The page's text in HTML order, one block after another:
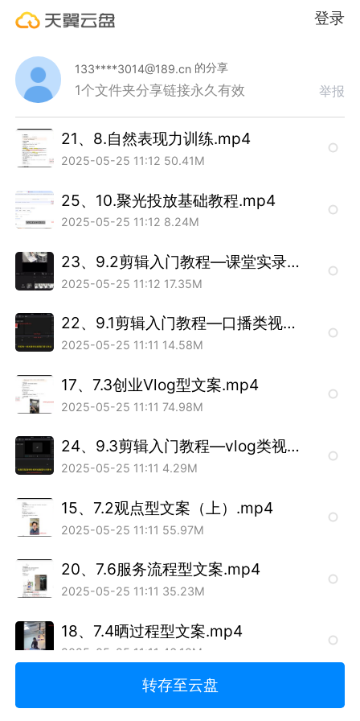
登录
133****3014@189.cn 的分享
1个文件夹分享链接永久有效 举报
21、8.自然表现力训练.mp4
2025-05-25 11:12 50.41M
25、10.聚光投放基础教程.mp4
2025-05-25 11:12 8.24M
23、9.2剪辑入门教程—课堂实录类视频剪辑.mp4
2025-05-25 11:12 17.35M
22、9.1剪辑入门教程—口播类视频剪辑.mp4
2025-05-25 11:11 14.58M
17、7.3创业Vlog型文案.mp4
2025-05-25 11:11 74.98M
24、9.3剪辑入门教程—vlog类视频剪辑.mp4
2025-05-25 11:11 4.29M
15、7.2观点型文案（上）.mp4
2025-05-25 11:11 55.97M
20、7.6服务流程型文案.mp4
2025-05-25 11:11 35.23M
18、7.4晒过程型文案.mp4
2025-05-25 11:11 46.10M
19、7.5客户案例型文案.mp4
转存至云盘